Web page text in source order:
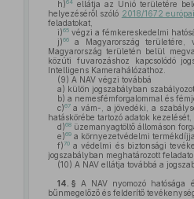
h)64ellátja az Unió területére
helyezéséről szóló 2018/1672
feladatokat,
i)65végzi a fémkereskedelmi
j)66a Magyarország területére,
Magyarország területén belül
közúti fuvarozáshoz kapcsolódó
Intelligens Kamerahálózathoz.
(9) A NAV végzi továbbá
a) külön jogszabályban
b) a nemesfémforgalommal és
c)67a vám-, a jövedéki, a
hatáskörébe tartozó adatok kezelését,
d)68üzemanyagtöltő állomáson
e)69a környezetvédelmi
f)70a védelmi és biztonsági
jogszabályban meghatározott
(10) A NAV ellátja továbbá a
14. § A NAV nyomozó hatósága
bűnmegelőző és felderítő